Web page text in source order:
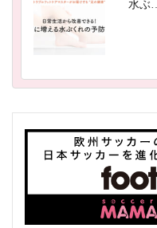
水ぶ…